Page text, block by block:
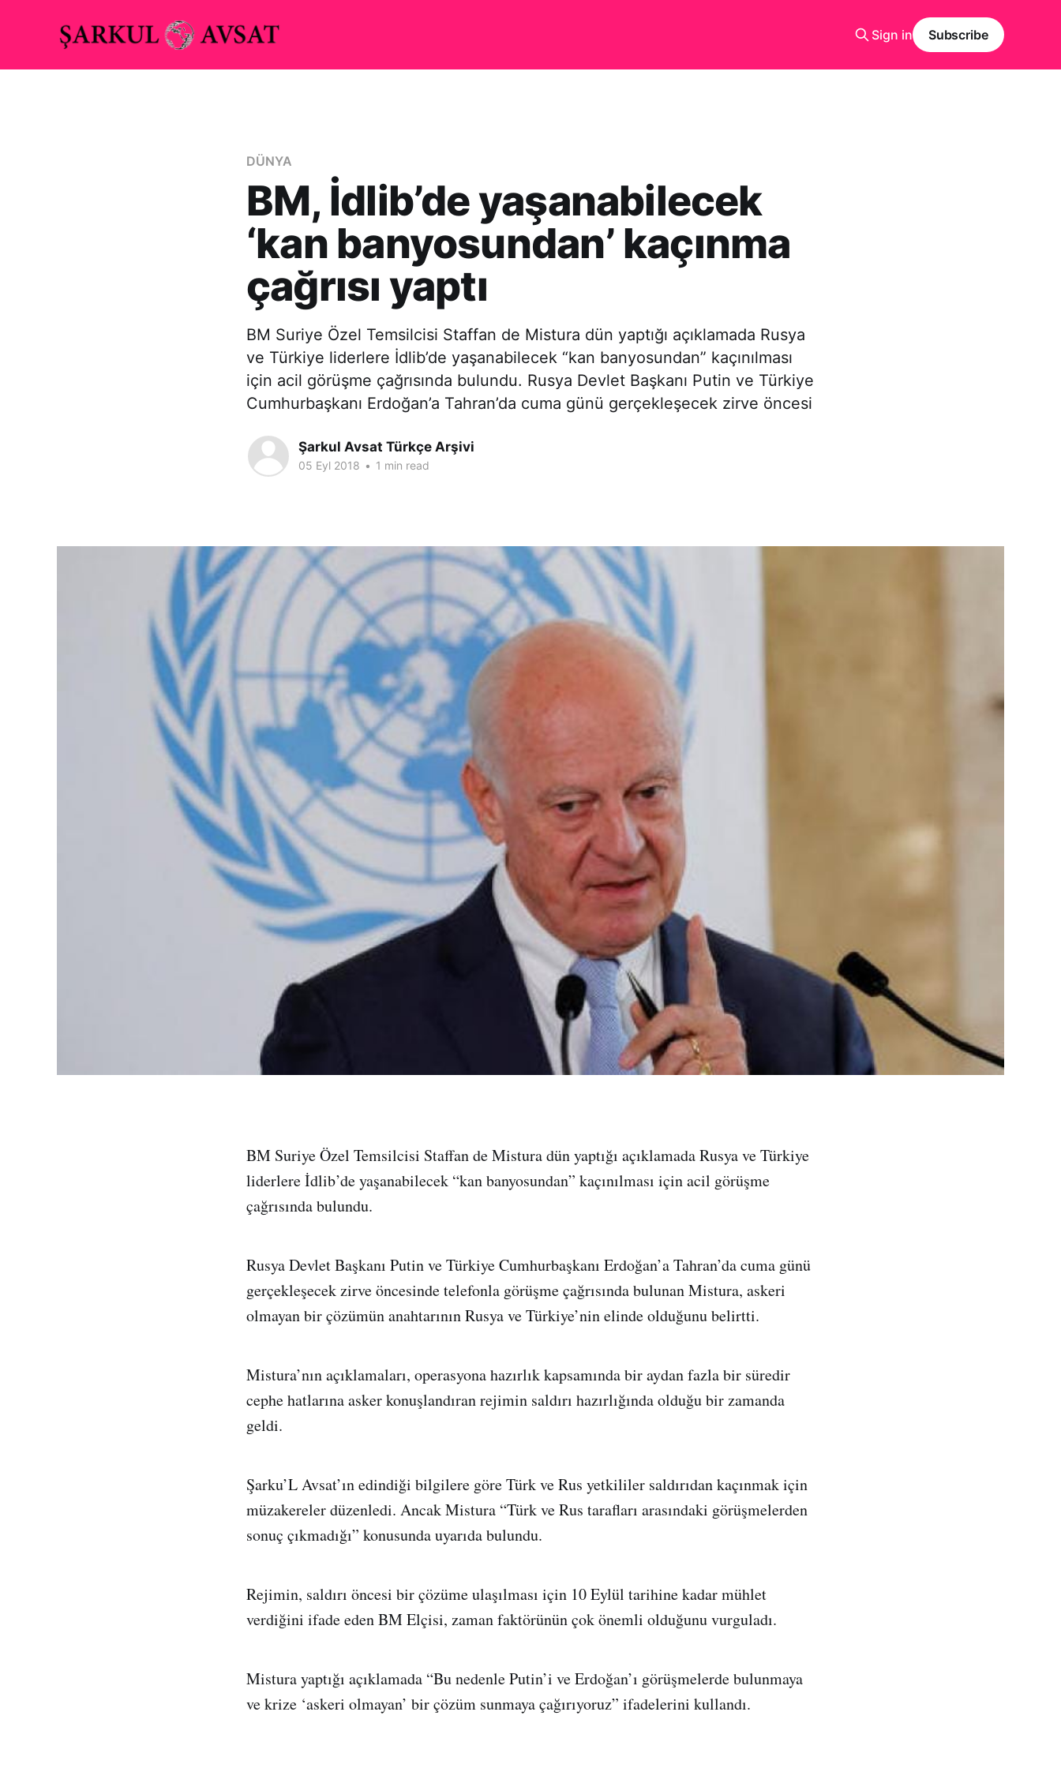
Sign in Subscribe
DÜNYA
BM, İdlib’de yaşanabilecek
‘kan banyosundan’ kaçınma
çağrısı yaptı
BM Suriye Özel Temsilcisi Staffan de Mistura dün yaptığı açıklamada Rusya
ve Türkiye liderlere İdlib’de yaşanabilecek “kan banyosundan” kaçınılması
için acil görüşme çağrısında bulundu. Rusya Devlet Başkanı Putin ve Türkiye
Cumhurbaşkanı Erdoğan’a Tahran’da cuma günü gerçekleşecek zirve öncesi
Şarkul Avsat Türkçe Arşivi
05 Eyl 2018 • 1 min read
BM Suriye Özel Temsilcisi Staffan de Mistura dün yaptığı açıklamada Rusya ve Türkiye
liderlere İdlib’de yaşanabilecek “kan banyosundan” kaçınılması için acil görüşme
çağrısında bulundu.
Rusya Devlet Başkanı Putin ve Türkiye Cumhurbaşkanı Erdoğan’a Tahran’da cuma günü
gerçekleşecek zirve öncesinde telefonla görüşme çağrısında bulunan Mistura, askeri
olmayan bir çözümün anahtarının Rusya ve Türkiye’nin elinde olduğunu belirtti.
Mistura’nın açıklamaları, operasyona hazırlık kapsamında bir aydan fazla bir süredir
cephe hatlarına asker konuşlandıran rejimin saldırı hazırlığında olduğu bir zamanda
geldi.
Şarku’L Avsat’ın edindiği bilgilere göre Türk ve Rus yetkililer saldırıdan kaçınmak için
müzakereler düzenledi. Ancak Mistura “Türk ve Rus tarafları arasındaki görüşmelerden
sonuç çıkmadığı” konusunda uyarıda bulundu.
Rejimin, saldırı öncesi bir çözüme ulaşılması için 10 Eylül tarihine kadar mühlet
verdiğini ifade eden BM Elçisi, zaman faktörünün çok önemli olduğunu vurguladı.
Mistura yaptığı açıklamada “Bu nedenle Putin’i ve Erdoğan’ı görüşmelerde bulunmaya
ve krize ‘askeri olmayan’ bir çözüm sunmaya çağırıyoruz” ifadelerini kullandı.